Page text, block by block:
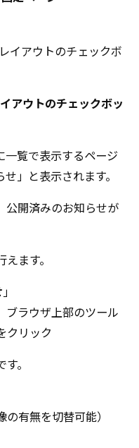
アウトのチェックボッ
一覧で表示するページ
」と表示されます。
公開済みのお知らせが
ます。
」
ブラウザ上部のツール
クリック
。
有無を切替可能）